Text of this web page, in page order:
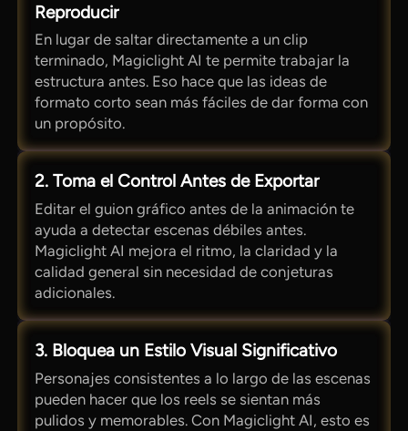
Reproducir
En lugar de saltar directamente a un clip
terminado, Magiclight AI te permite trabajar la
estructura antes. Eso hace que las ideas de
formato corto sean más fáciles de dar forma con
un propósito.
2. Toma el Control Antes de Exportar
Editar el guion gráfico antes de la animación te
ayuda a detectar escenas débiles antes.
Magiclight AI mejora el ritmo, la claridad y la
calidad general sin necesidad de conjeturas
adicionales.
3. Bloquea un Estilo Visual Significativo
Personajes consistentes a lo largo de las escenas
pueden hacer que los reels se sientan más
pulidos y memorables. Con Magiclight AI, esto es